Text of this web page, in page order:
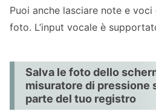
Puoi anche lasciare note e
foto. L’input vocale è
Salva le foto dello
misuratore di pressione
parte del tuo registro